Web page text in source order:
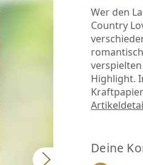
Wer den
Country
Highlight.
Deine